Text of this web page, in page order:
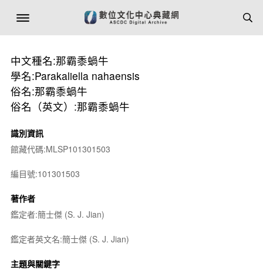
中文種名:那霸黍蝸牛
學名:Parakaliella nahaensis
俗名:那霸黍蝸牛
俗名（英文）:那霸黍蝸牛
識別資訊
館藏代碼:MLSP101301503
編目號:101301503
著作者
鑑定者:簡士傑 (S. J. Jian)
鑑定者英文名:簡士傑 (S. J. Jian)
主題與關鍵字